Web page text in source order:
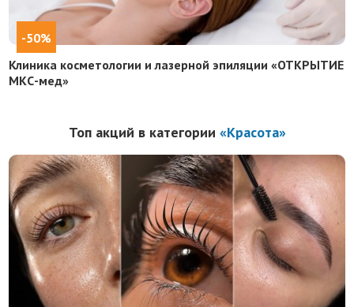
-50%
Клиника косметологии и лазерной эпиляции «ОТКРЫТИЕ
МКС-мед»
Топ акций в категории «Красота»